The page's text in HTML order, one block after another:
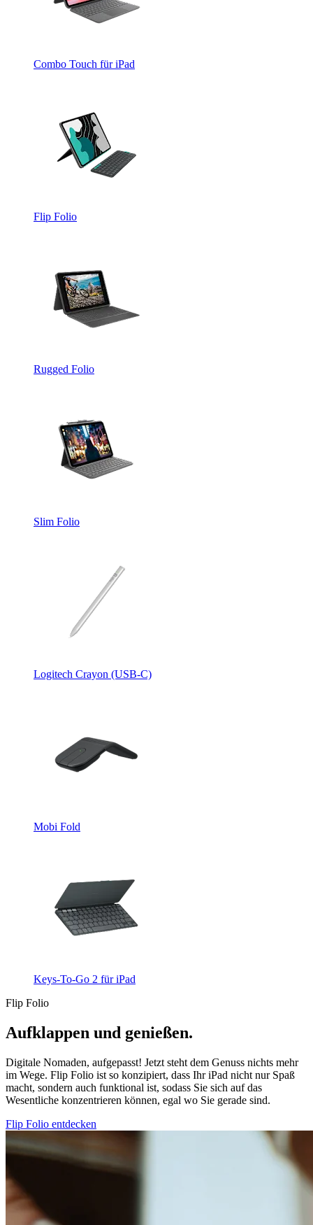
Combo Touch für iPad
Flip Folio
Rugged Folio
Slim Folio
Logitech Crayon (USB-C)
Mobi Fold
Keys-To-Go 2 für iPad
Flip Folio
Aufklappen und genießen.
Digitale Nomaden, aufgepasst! Jetzt steht dem Genuss nichts mehr
im Wege. Flip Folio ist so konzipiert, dass Ihr iPad nicht nur Spaß
macht, sondern auch funktional ist, sodass Sie sich auf das
Wesentliche konzentrieren können, egal wo Sie gerade sind.
Flip Folio entdecken